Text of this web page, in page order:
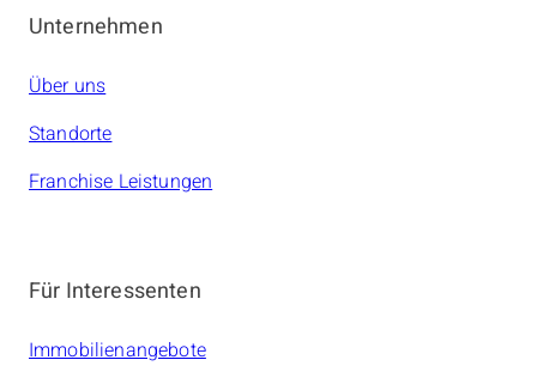
Unternehmen
Über uns
Standorte
Franchise Leistungen
Für Interessenten
Immobilienangebote